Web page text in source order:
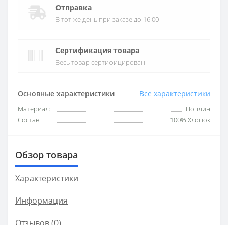
Основные характеристики Все характеристики
Материал:
Поплин
Состав:
100% Хлопок
Отправка
В тот же день при заказе до 16:00
Сертификация товара
Весь товар сертифицирован
Обзор товара
Характеристики
Информация